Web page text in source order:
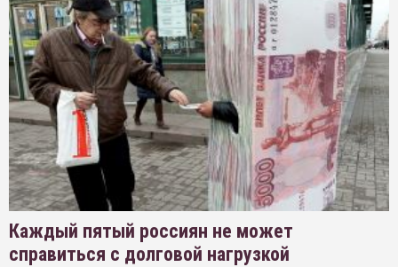
Каждый пятый россиян не может
справиться с долговой нагрузкой